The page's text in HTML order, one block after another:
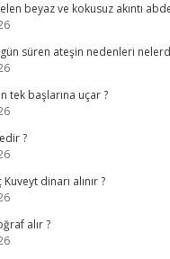
beyaz ve kokusuz akıntı
süren ateşin nedenleri
tek başlarına uçar ?
?
Kuveyt dinarı alınır ?
alır ?